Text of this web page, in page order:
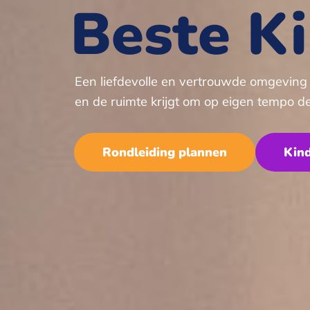
Beste
Een liefdevolle en vertrouwde
en de ruimte krijgt om op eigen tempo
Rondleiding plannen